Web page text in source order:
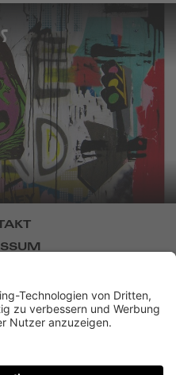
60, D-81675